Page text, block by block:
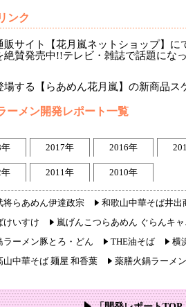
ンク
販サイト【花月嵐ネットショップ】
絶賛発売中!!テレビ・雑誌で話題にな
場する【らあめん花月嵐】の新商品ス
ーメン開発レポート一覧
2017年 2016年
2011年 2010年
将らあめん伊達政宗
和歌山中華そば井出
けいすけ
嵐げんこつらあめん ぐらんキ
ラーメン豚とろ・どん
THE油そば
横
山中華そば 麺屋 和香葉
薬膳火鍋ラーメ